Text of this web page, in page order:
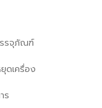
รจุภัณฑ์
ดเครื่อง
ร